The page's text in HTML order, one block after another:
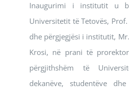
Inaugurimi i institutit u
Universitetit të Tetovës,
dhe përgjegjësi i institutit,
Krosi, në prani të
përgjithshëm të
dekanëve, studentëve